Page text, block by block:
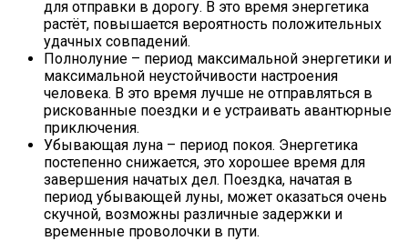
для отправки в дорогу. В это время энергетика
растёт, повышается вероятность положительных
удачных совпадений.
Полнолуние – период максимальной энергетики и
максимальной неустойчивости настроения
человека. В это время лучше не отправляться в
рискованные поездки и е устраивать авантюрные
приключения.
Убывающая луна – период покоя. Энергетика
постепенно снижается, это хорошее время для
завершения начатых дел. Поездка, начатая в
период убывающей луны, может оказаться очень
скучной, возможны различные задержки и
временные проволочки в пути.